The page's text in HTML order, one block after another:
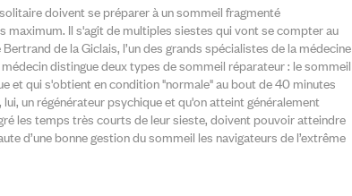
doivent se préparer à un sommeil fragmenté
maximum. Il s'agit de multiples siestes qui vont se compter au
de la Giclais, l’un des grands spécialistes de la médecine
distingue deux types de sommeil réparateur : le sommeil
et qui s'obtient en condition "normale" au bout de 40 minutes
un régénérateur psychique et qu'on atteint généralement
les temps très courts de leur sieste, doivent pouvoir atteindre
d’une bonne gestion du sommeil les navigateurs de l’extrême